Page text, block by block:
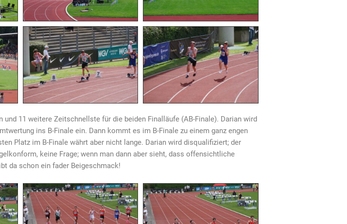
11 weitere Zeitschnellste für die beiden Finalläufe (AB-Finale). Darian wird
ins B-Finale ein. Dann kommt es im B-Finale zu einem ganz engen
Platz im B-Finale währt aber nicht lange. Darian wird disqualifiziert; der
keine Frage; wenn man dann aber sieht, dass offensichtliche
da schon ein fader Beigeschmack!